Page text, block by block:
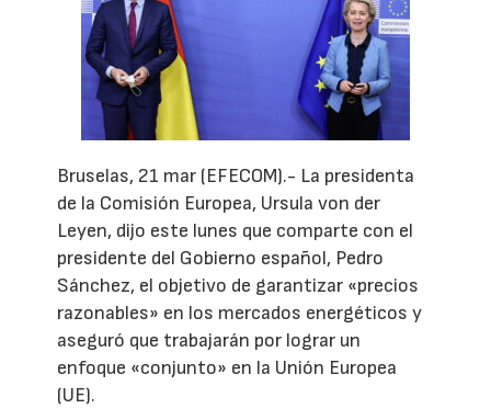
Bruselas, 21 mar (EFECOM).- La presidenta
de la Comisión Europea, Ursula von der
Leyen, dijo este lunes que comparte con el
presidente del Gobierno español, Pedro
Sánchez, el objetivo de garantizar «precios
razonables» en los mercados energéticos y
aseguró que trabajarán por lograr un
enfoque «conjunto» en la Unión Europea
(UE).